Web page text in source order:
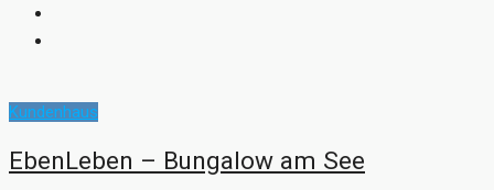
Kundenhaus
EbenLeben – Bungalow am See